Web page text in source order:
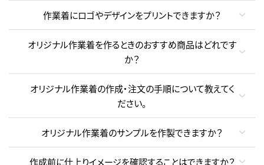
作業着にロゴやデザインをプリントできますか？
オリジナル作業着を作るときのおすすめ商品はどれです
か？
オリジナル作業着の作成・注文の手順について教えてく
ださい。
オリジナル作業着のサンプルを作製できますか？
作成前に仕上りイメージを確認することはできますか？